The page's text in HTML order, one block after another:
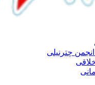
چترنیلی